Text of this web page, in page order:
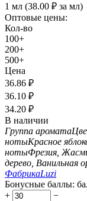
1 мл (38.00 ₽ за мл)
Оптовые цены:
Кол-во
100+
200+
500+
Цена
36.86 ₽
36.10 ₽
34.20 ₽
В наличии
Группа аромата
нотыКрасное
нотыФрезия,
дерево, Ванильная
ФабрикаLuzi
Бонусные баллы:
+
−